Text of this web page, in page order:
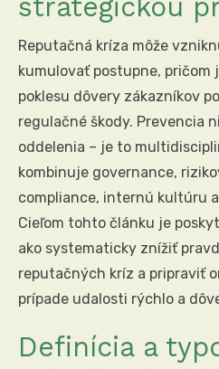
strategickou
Reputačná kríza môže
kumulovať postupne, pričom
poklesu dôvery zákazníkov
regulačné škody. Prevencia
oddelenia – je to
kombinuje governance,
compliance, internú kultúru
Cieľom tohto článku je
ako systematicky znížiť
reputačných kríz a pripraviť
prípade udalosti rýchlo a
Definícia a